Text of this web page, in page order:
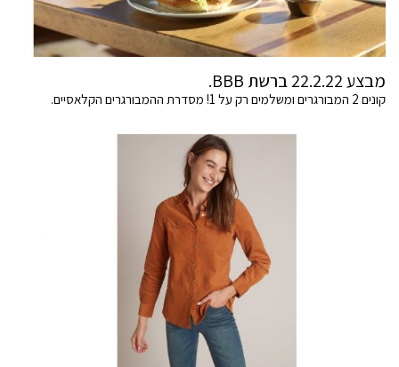
מבצע 22.2.22 ברשת BBB.
קונים 2 המבורגרים ומשלמים רק על 1! מסדרת ההמבורגרים הקלאסיים.